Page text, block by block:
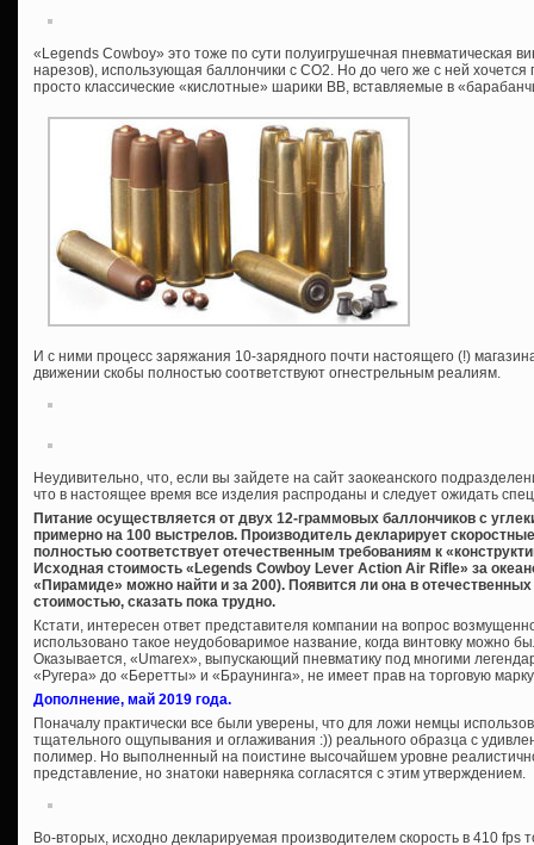
«Legends Cowboy» это тоже по сути полуигрушечная пневматическая
нарезов), использующая баллончики с СО2. Но до чего же с ней хочется
просто классические «кислотные» шарики ВВ, вставляемые в
И с ними процесс заряжания 10-зарядного почти настоящего (!)
движении скобы полностью соответствуют огнестрельным реалиям.
Неудивительно, что, если вы зайдете на сайт заокеанского
что в настоящее время все изделия распроданы и следует ожидать
Питание осуществляется от двух 12-граммовых баллончиков с
примерно на 100 выстрелов. Производитель декларирует
полностью соответствует отечественным требованиям к
Исходная стоимость «Legends Cowboy Lever Action Air Rifle» за
«Пирамиде» можно найти и за 200). Появится ли она в
стоимостью, сказать пока трудно.
Кстати, интересен ответ представителя компании на вопрос
использовано такое неудобоваримое название, когда винтовку можно
Оказывается, «Umarex», выпускающий пневматику под многими
«Ругера» до «Беретты» и «Браунинга», не имеет прав на торговую
Дополнение, май 2019 года.
Поначалу практически все были уверены, что для ложи немцы
тщательного ощупывания и оглаживания :)) реального образца с
полимер. Но выполненный на поистине высочайшем уровне
представление, но знатоки наверняка согласятся с этим утверждением.
Во-вторых, исходно декларируемая производителем скорость в 410 fps